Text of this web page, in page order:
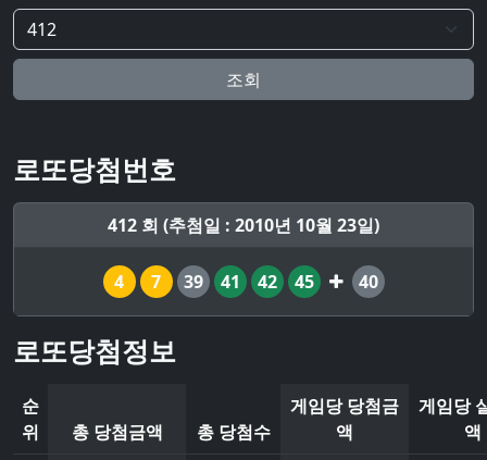
조회
로또당첨번호
412 회 (추첨일 : 2010년 10월 23일)
4 7 39 41 42 45 40
로또당첨정보
순
위
총 당첨금액 총 당첨수
게임당 당첨금
액
게임당
액